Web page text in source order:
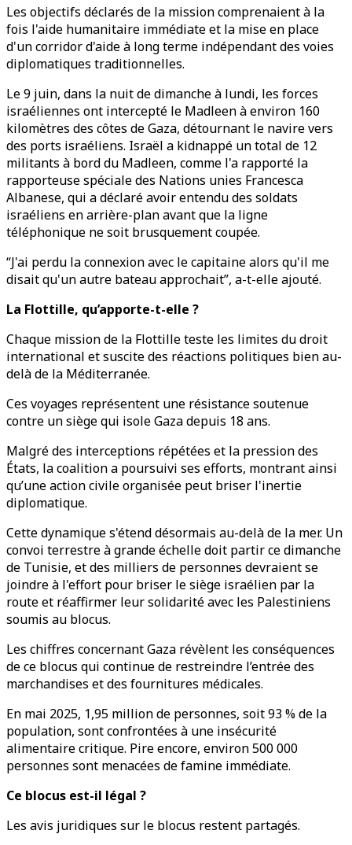
Les objectifs déclarés de la mission comprenaient à la
fois l'aide humanitaire immédiate et la mise en place
d'un corridor d'aide à long terme indépendant des voies
diplomatiques traditionnelles.
Le 9 juin, dans la nuit de dimanche à lundi, les forces
israéliennes ont intercepté le Madleen à environ 160
kilomètres des côtes de Gaza, détournant le navire vers
des ports israéliens. Israël a kidnappé un total de 12
militants à bord du Madleen, comme l'a rapporté la
rapporteuse spéciale des Nations unies Francesca
Albanese, qui a déclaré avoir entendu des soldats
israéliens en arrière-plan avant que la ligne
téléphonique ne soit brusquement coupée.
“J'ai perdu la connexion avec le capitaine alors qu'il me
disait qu'un autre bateau approchait”, a-t-elle ajouté.
La Flottille, qu’apporte-t-elle ?
Chaque mission de la Flottille teste les limites du droit
international et suscite des réactions politiques bien au-
delà de la Méditerranée.
Ces voyages représentent une résistance soutenue
contre un siège qui isole Gaza depuis 18 ans.
Malgré des interceptions répétées et la pression des
États, la coalition a poursuivi ses efforts, montrant ainsi
qu’une action civile organisée peut briser l'inertie
diplomatique.
Cette dynamique s'étend désormais au-delà de la mer. Un
convoi terrestre à grande échelle doit partir ce dimanche
de Tunisie, et des milliers de personnes devraient se
joindre à l'effort pour briser le siège israélien par la
route et réaffirmer leur solidarité avec les Palestiniens
soumis au blocus.
Les chiffres concernant Gaza révèlent les conséquences
de ce blocus qui continue de restreindre l’entrée des
marchandises et des fournitures médicales.
En mai 2025, 1,95 million de personnes, soit 93 % de la
population, sont confrontées à une insécurité
alimentaire critique. Pire encore, environ 500 000
personnes sont menacées de famine immédiate.
Ce blocus est-il légal ?
Les avis juridiques sur le blocus restent partagés.